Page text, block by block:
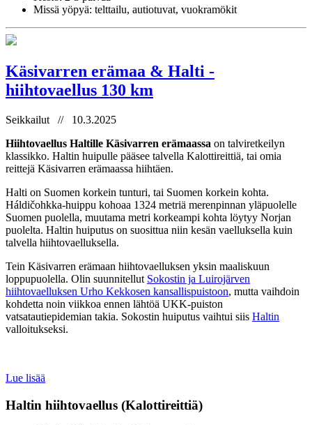
Missä yöpyä: telttailu, autiotuvat, vuokramökit
Käsivarren erämaa & Halti -
hiihtovaellus 130 km
Seikkailut // 10.3.2025
Hiihtovaellus Haltille Käsivarren erämaassa on talviretkeilyn
klassikko. Haltin huipulle pääsee talvella Kalottireittiä, tai omia
reittejä Käsivarren erämaassa hiihtäen.
Halti on Suomen korkein tunturi, tai Suomen korkein kohta.
Háldičohkka-huippu kohoaa 1324 metriä merenpinnan yläpuolelle
Suomen puolella, muutama metri korkeampi kohta löytyy Norjan
puolelta. Haltin huiputus on suosittua niin kesän vaelluksella kuin
talvella hiihtovaelluksella.
Tein Käsivarren erämaan hiihtovaelluksen yksin maaliskuun
loppupuolella. Olin suunnitellut Sokostin ja Luirojärven
hiihtovaelluksen Urho Kekkosen kansallispuistoon, mutta vaihdoin
kohdetta noin viikkoa ennen lähtöä UKK-puiston
vatsatautiepidemian takia. Sokostin huiputus vaihtui siis Haltin
valloitukseksi.
Lue lisää
Haltin hiihtovaellus (Kalottireittiä)